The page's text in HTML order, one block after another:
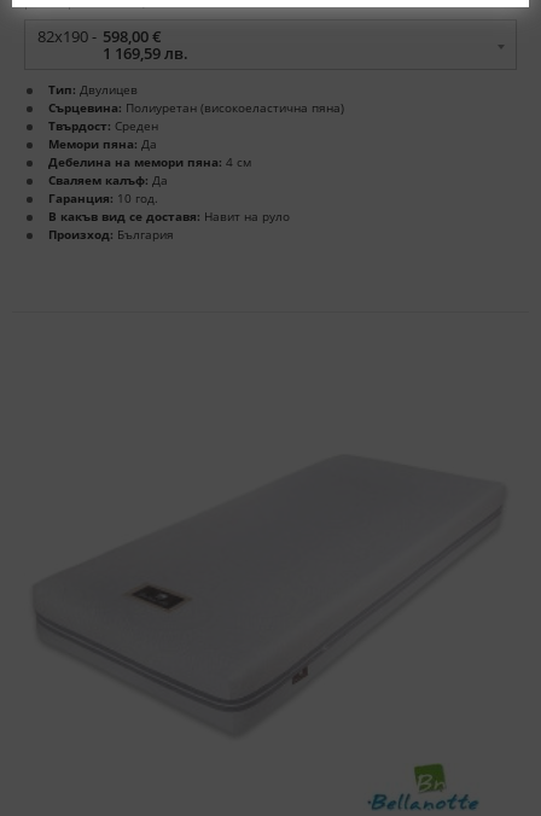
82x190 - 598,00 €
1 169,59 лв.
Тип: Двулицев
Сърцевина: Полиуретан (високоеластична пяна)
Твърдост: Среден
Мемори пяна: Да
Дебелина на мемори пяна: 4 см
Сваляем калъф: Да
Гаранция: 10 год.
В какъв вид се доставя: Навит на руло
Произход: България